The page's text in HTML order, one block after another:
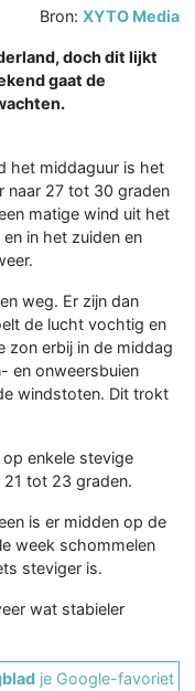
Bron:XYTO Media
doch dit lijkt
gaat de
het middaguur is het
naar 27 tot 30 graden
matige wind uit het
in het zuiden en
weg. Er zijn dan
de lucht vochtig en
zon erbij in de middag
en onweersbuien
windstoten. Dit trokt
enkele stevige
tot 23 graden.
is er midden op de
week schommelen
steviger is.
wat stabieler
je Google-favoriet